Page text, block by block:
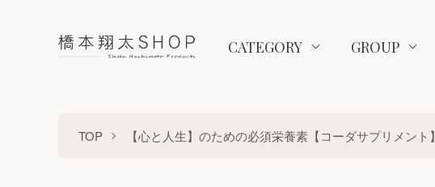
CATEGORY GROUP
TOP 【心と人生】のための必須栄養素【コーダサプリメント】